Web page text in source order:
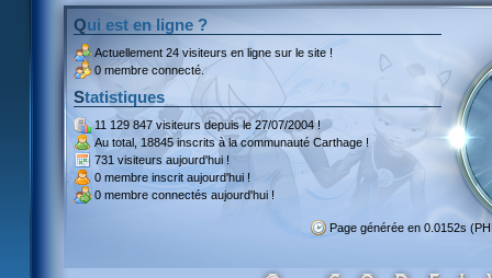
Qui est en ligne ?
Actuellement 24 visiteurs en ligne sur le site !
0 membre connecté.
Statistiques
11 129 847 visiteursdepuis le 27/07/2004 !
Au total, 18845 inscritsà la communauté Carthage !
731 visiteurs aujourd'hui !
0 membre inscrit aujourd'hui !
0 membre connectés aujourd'hui !
Page générée en 0.0152s